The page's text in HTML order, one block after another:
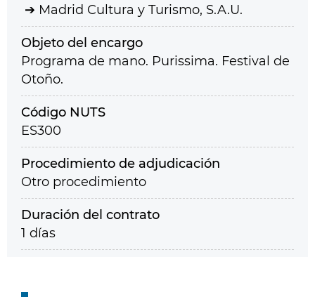
Madrid Cultura y Turismo, S.A.U.
Objeto del encargo
Programa de mano. Purissima. Festival de
Otoño.
Código NUTS
ES300
Procedimiento de adjudicación
Otro procedimiento
Duración del contrato
1 días